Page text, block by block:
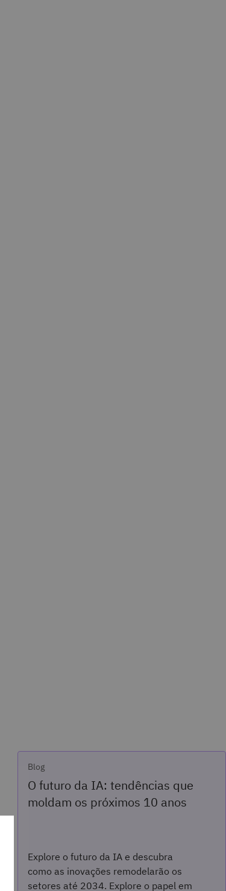
Blog
O futuro da IA: tendências que
moldam os próximos 10 anos
Explore o futuro da IA e descubra
como as inovações remodelarão os
setores até 2034. Explore o papel em